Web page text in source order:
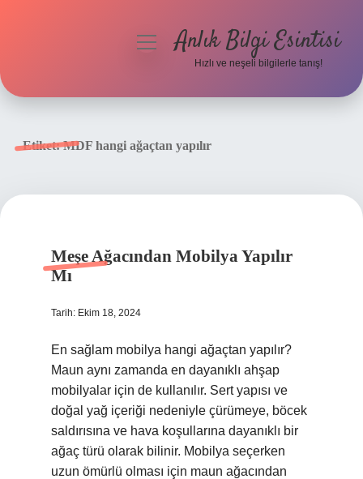
menüyüAnlık Bilgi Esintisi
Hızlı ve neşeli bilgilerle tanış!
Etiket:MDF hangi ağaçtan yapılır
Meşe Ağacından Mobilya Yapılır
Mı
Tarih: Ekim 18, 2024
En sağlam mobilya hangi ağaçtan yapılır?
Maun aynı zamanda en dayanıklı ahşap
mobilyalar için de kullanılır. Sert yapısı ve
doğal yağ içeriği nedeniyle çürümeye, böcek
saldırısına ve hava koşullarına dayanıklı bir
ağaç türü olarak bilinir. Mobilya seçerken
uzun ömürlü olması için maun ağacından